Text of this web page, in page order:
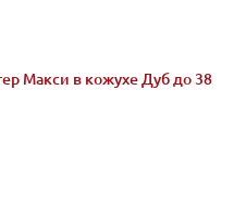
Макси в кожухе Дуб до 38